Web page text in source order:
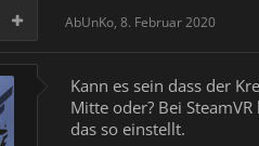
AbUnKo, 8. Februar 2020
Kann es sein dass der
Mitte oder? Bei
das so einstellt.